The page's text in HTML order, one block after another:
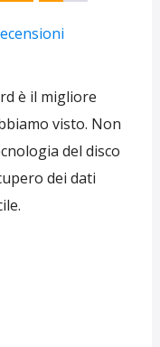
è il migliore
visto. Non
del disco
dei dati